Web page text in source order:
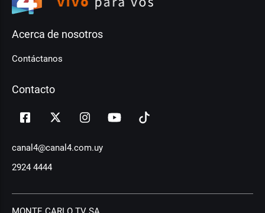
Acerca de nosotros
Contáctanos
Contacto
canal4@canal4.com.uy
2924 4444